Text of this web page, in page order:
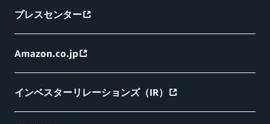
プレスセンター
Amazon.co.jp
インベスターリレーションズ（IR）